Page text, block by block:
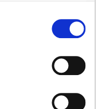
Google
que no le